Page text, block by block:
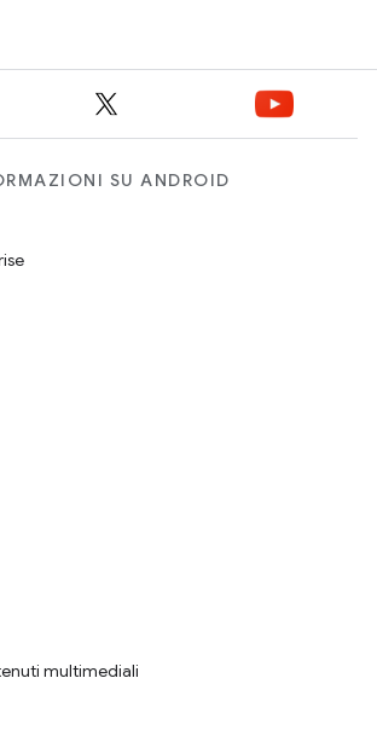
SU ANDROID
multimediali